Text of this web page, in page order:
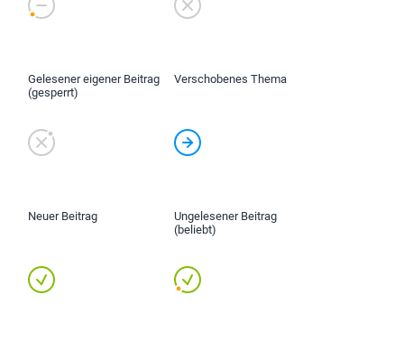
Gelesener eigener Beitrag
(gesperrt)
Verschobenes Thema
Neuer Beitrag
Ungelesener Beitrag
(beliebt)